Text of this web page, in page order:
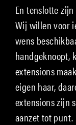
En tenslotte
Wij willen voor
wens
handgeknoopt,
extensions
eigen haar,
extensions zijn
aanzet tot punt.